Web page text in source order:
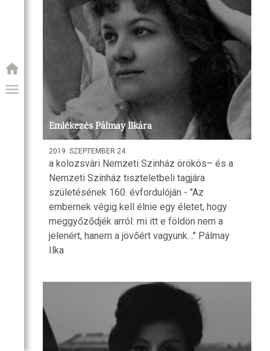
PROGRAM
Emlékezés Pálmay Ilkára
2019. SZEPTEMBER 24.
a kolozsvári Nemzeti Szinház örökös– és a
Nemzeti Színház tiszteletbeli tagjára
születésének 160. évfordulóján - "Az
embernek végig kell élnie egy életet, hogy
meggyőződjék arról: mi itt e földön nem a
jelenért, hanem a jövőért vagyunk…" Pálmay
Ilka